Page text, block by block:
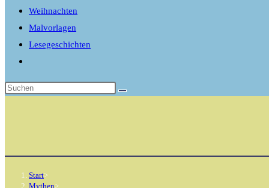
Weihnachten
Malvorlagen
Lesegeschichten
umschalten
Start>
Mythen>